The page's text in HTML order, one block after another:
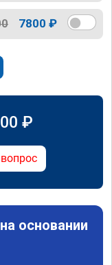
7800 ₽
₽
основании